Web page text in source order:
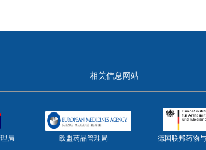
局 德国联邦药物
欧盟药品管理局
相关信息网站